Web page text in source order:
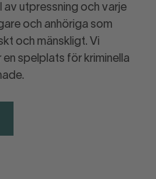
av utpressning och varje
och anhöriga som
och mänskligt. Vi
spelplats för kriminella